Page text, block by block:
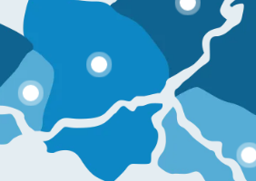
Informazio
Informazio gehiago
gehiago